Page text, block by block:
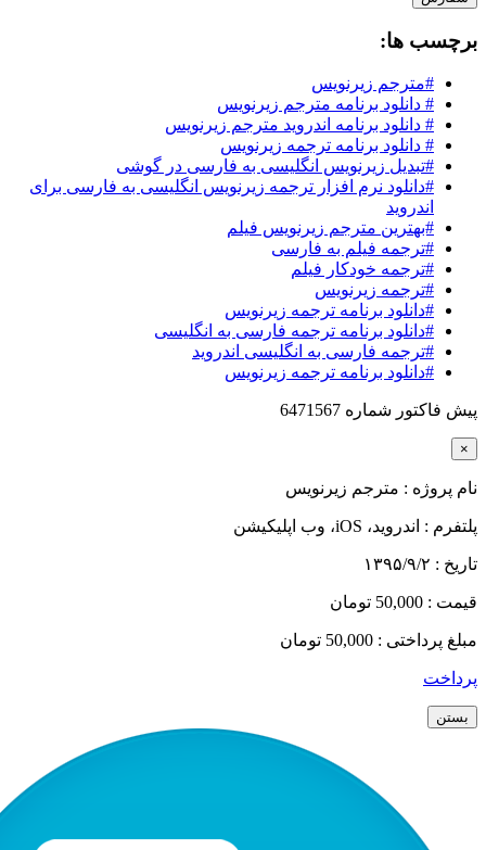
برچسب ها:
#مترجم زیرنویس
# دانلود برنامه مترجم زیرنویس
# دانلود برنامه اندروید مترجم زیرنویس
# دانلود برنامه ترجمه زیرنویس
#تبدیل زیرنویس انگلیسی به فارسی در گوشی
#دانلود نرم افزار ترجمه زیرنویس انگلیسی به فارسی برای
اندروید
#بهترین مترجم زیرنویس فیلم
#ترجمه فیلم به فارسی
#ترجمه خودکار فیلم
#ترجمه زیرنویس
#دانلود برنامه ترجمه زیرنویس
#دانلود برنامه ترجمه فارسی به انگلیسی
#ترجمه فارسی به انگلیسی اندروید
#دانلود برنامه ترجمه زیرنویس
پیش فاکتور شماره 6471567
×
نام پروژه : مترجم زیرنویس
پلتفرم : اندروید، iOS، وب اپلیکیشن
تاریخ :
قیمت :
مبلغ پرداختی :
پرداخت
بستن